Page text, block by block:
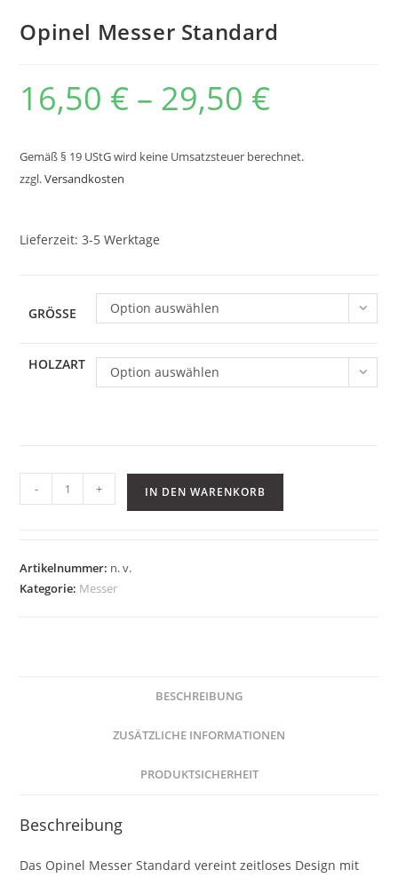
Opinel Messer Standard
16,50 € – 29,50 €
Gemäß § 19 UStG wird keine Umsatzsteuer berechnet.
zzgl.Versandkosten
Lieferzeit:3-5 Werktage
GRÖSSE Option auswählen
HOLZART Option auswählen
Messer
- + IN DEN WARENKORB
Artikelnummer: n. v.
Kategorie: Messer
BESCHREIBUNG
ZUSÄTZLICHE INFORMATIONEN
PRODUKTSICHERHEIT
Beschreibung
Das Opinel Messer Standard vereint zeitloses Design mit